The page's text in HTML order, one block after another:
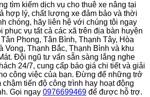
tìm kiếm dịch vụ cho thuê xe nâng tại
hợp lý, chất lượng xe đảm bảo và thời
chóng, hãy liên hệ với chúng tôi ngay
phục vụ tất cả các xã trên địa bàn huyện
Phong, Tân Bình, Thạnh Tây, Hòa
Vong, Thạnh Bắc, Thạnh Bình và khu
Đội ngũ tư vấn sẵn sàng lắng nghe
24/7, cung cấp báo giá chi tiết và giải
công việc của bạn. Đừng để những trở
chậm tiến độ công trình hay hoạt động
Gọi ngay 0976699469 để được hỗ trợ.